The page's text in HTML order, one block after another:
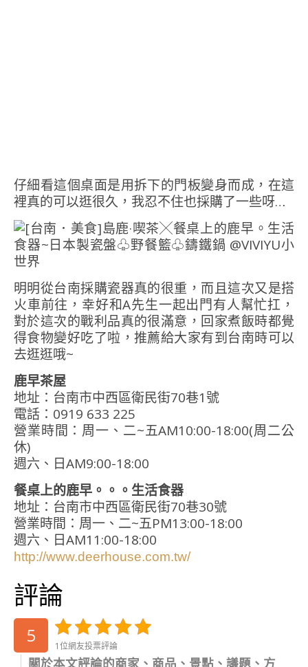
仔細看這個桌面是用拆下的門板變身而成，在這
裡真的可以逛很久，我忍不住也採購了一些呀…
明明從台南採購瓷器真的很重，而且這次又是搭
火車前往，幸好和A先生一起出門有人幫忙扛，
對於這次的戰利品真的很滿意，回家煮飯時都覺
得食物變好吃了啦，推薦給大家有到台南時可以
去逛逛哦~
鹿早茶屋
地址：台南市中西區衛民街70巷1號
電話：0919 633 225
營業時間：周一、二~五AM10:00-18:00(周二公
休)
週六、日AM9:00-18:00
餐桌上的鹿早。。。生活食器
地址：台南市中西區衛民街70巷30號
營業時間：周一、二~五PM13:00-18:00
週六、日AM11:00-18:00
http://www.deerhouse.com.tw/
評論
5 1位網友投票評論
關於本文評論的商家、商品、景點、議題、方